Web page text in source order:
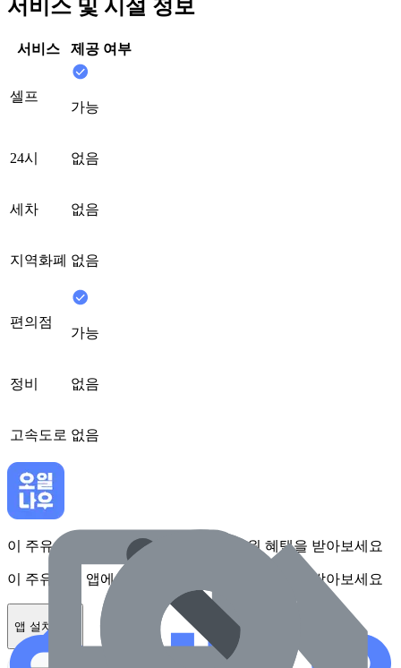
서비스 및 시설 정보
서비스 제공 여부
셀프
가능
24시 없음
세차 없음
지역화폐 없음
편의점
가능
정비 없음
고속도로 없음
이 주유소를 앱에서 확인하고 최대 1만원 혜택을 받아보세요
이 주유소를 앱에서 확인하고 최대 1만원 혜택을 받아보세요
앱 설치하기